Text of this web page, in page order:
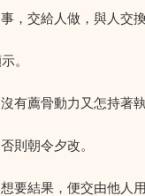
，交給人做，與人交
。
有薦骨動力又怎持著
則朝令夕改。
要結果，便交由他人用